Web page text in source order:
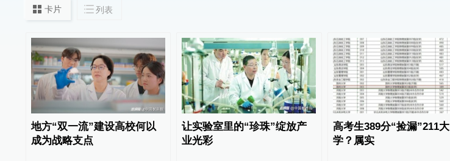
卡片 列表
地方“双一流”建设高校何以
成为战略支点
让实验室里的“珍珠”绽放产
业光彩
高考生389分“捡漏”211大
学？属实